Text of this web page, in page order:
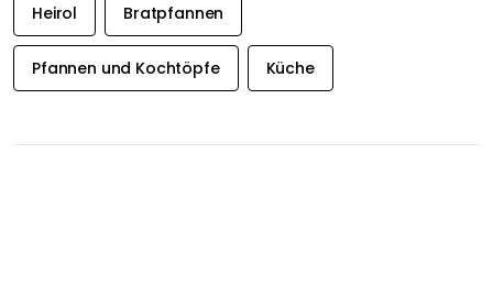
Heirol Bratpfannen
Pfannen und Kochtöpfe Küche